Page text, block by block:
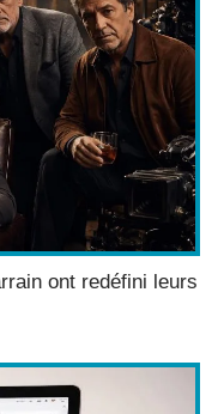
ont redéfini leurs